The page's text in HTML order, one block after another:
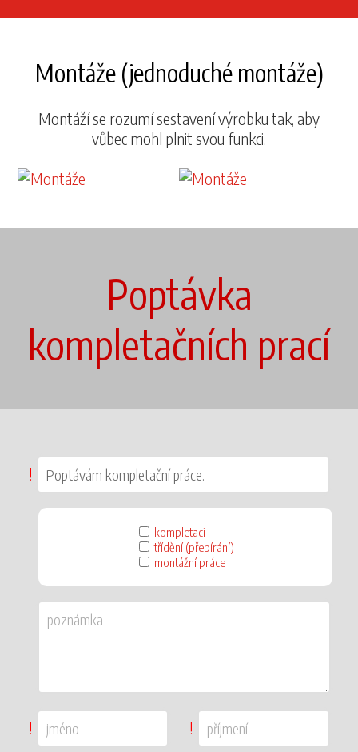
Montáže (jednoduché montáže)
Montáží se rozumí sestavení výrobku tak, aby
vůbec mohl plnit svou funkci.
Poptávka
kompletačních prací
!
kompletaci
třídění (přebírání)
montážní práce
! !